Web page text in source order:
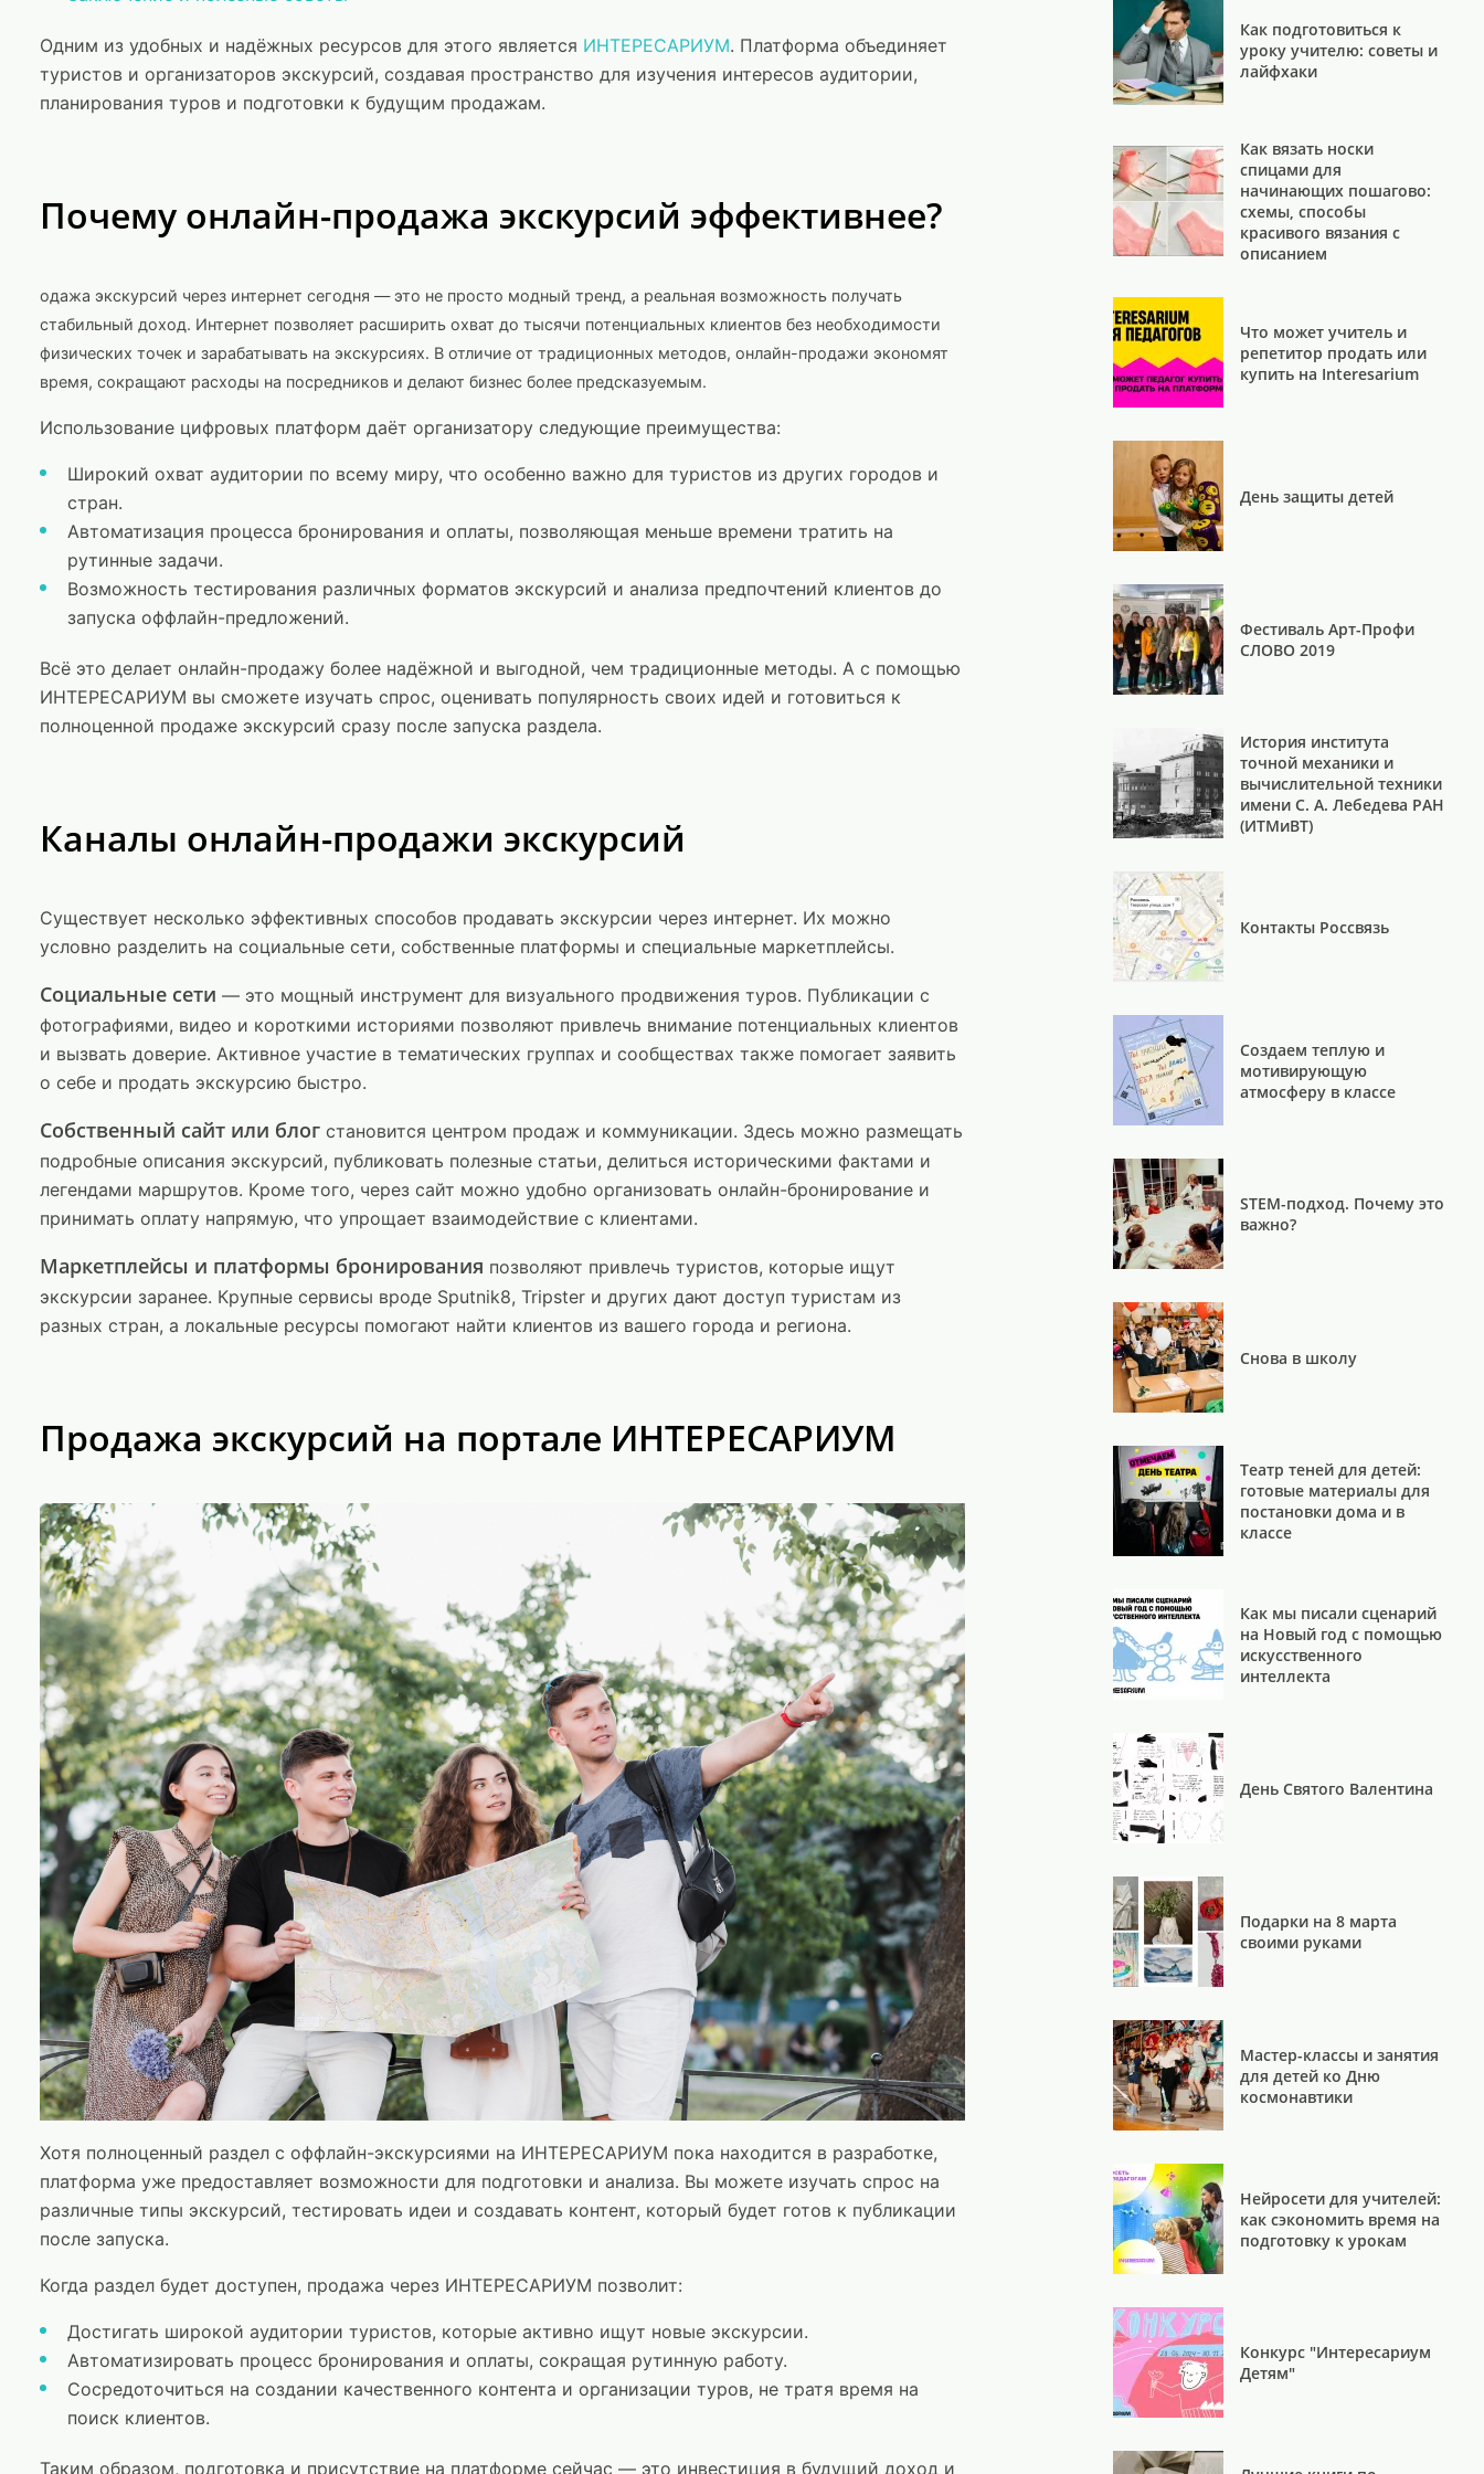
Одним из удобных и надёжных ресурсов для этого является ИНТЕРЕСАРИУМ. Платформа объединяет
туристов и организаторов экскурсий, создавая пространство для изучения интересов аудитории,
планирования туров и подготовки к будущим продажам.
Почему онлайн-продажа экскурсий эффективнее?
одажа экскурсий через интернет сегодня — это не просто модный тренд, а реальная возможность получать
стабильный доход. Интернет позволяет расширить охват до тысячи потенциальных клиентов без необходимости
физических точек и зарабатывать на экскурсиях. В отличие от традиционных методов, онлайн-продажи экономят
время, сокращают расходы на посредников и делают бизнес более предсказуемым.
Использование цифровых платформ даёт организатору следующие преимущества:
Широкий охват аудитории по всему миру, что особенно важно для туристов из других городов и
стран.
Автоматизация процесса бронирования и оплаты, позволяющая меньше времени тратить на
рутинные задачи.
Возможность тестирования различных форматов экскурсий и анализа предпочтений клиентов до
запуска оффлайн-предложений.
Всё это делает онлайн-продажу более надёжной и выгодной, чем традиционные методы. А с помощью
ИНТЕРЕСАРИУМ вы сможете изучать спрос, оценивать популярность своих идей и готовиться к
полноценной продаже экскурсий сразу после запуска раздела.
Каналы онлайн-продажи экскурсий
Существует несколько эффективных способов продавать экскурсии через интернет. Их можно
условно разделить на социальные сети, собственные платформы и специальные маркетплейсы.
Социальные сети — это мощный инструмент для визуального продвижения туров. Публикации с
фотографиями, видео и короткими историями позволяют привлечь внимание потенциальных клиентов
и вызвать доверие. Активное участие в тематических группах и сообществах также помогает заявить
о себе и продать экскурсию быстро.
Собственный сайт или блог становится центром продаж и коммуникации. Здесь можно размещать
подробные описания экскурсий, публиковать полезные статьи, делиться историческими фактами и
легендами маршрутов. Кроме того, через сайт можно удобно организовать онлайн-бронирование и
принимать оплату напрямую, что упрощает взаимодействие с клиентами.
Маркетплейсы и платформы бронирования позволяют привлечь туристов, которые ищут
экскурсии заранее. Крупные сервисы вроде Sputnik8, Tripster и других дают доступ туристам из
разных стран, а локальные ресурсы помогают найти клиентов из вашего города и региона.
Продажа экскурсий на портале ИНТЕРЕСАРИУМ
Хотя полноценный раздел с оффлайн-экскурсиями на ИНТЕРЕСАРИУМ пока находится в разработке,
платформа уже предоставляет возможности для подготовки и анализа. Вы можете изучать спрос на
различные типы экскурсий, тестировать идеи и создавать контент, который будет готов к публикации
после запуска.
Когда раздел будет доступен, продажа через ИНТЕРЕСАРИУМ позволит:
Достигать широкой аудитории туристов, которые активно ищут новые экскурсии.
Автоматизировать процесс бронирования и оплаты, сокращая рутинную работу.
Сосредоточиться на создании качественного контента и организации туров, не тратя время на
поиск клиентов.
Таким образом, подготовка и присутствие на платформе сейчас — это инвестиция в будущий доход и
Как подготовиться к
уроку учителю: советы и
лайфхаки
Как вязать носки
спицами для
начинающих пошагово:
схемы, способы
красивого вязания с
описанием
Что может учитель и
репетитор продать или
купить на Interesarium
День защиты детей
Фестиваль Арт-Профи
СЛОВО 2019
История института
точной механики и
вычислительной техники
имени С. А. Лебедева РАН
(ИТМиВТ)
Контакты Россвязь
Создаем теплую и
мотивирующую
атмосферу в классе
STEM-подход. Почему это
важно?
Снова в школу
Театр теней для детей:
готовые материалы для
постановки дома и в
классе
Как мы писали сценарий
на Новый год с помощью
искусственного
интеллекта
День Святого Валентина
Подарки на 8 марта
своими руками
Мастер-классы и занятия
для детей ко Дню
космонавтики
Нейросети для учителей:
как сэкономить время на
подготовку к урокам
Конкурс "Интересариум
Детям"